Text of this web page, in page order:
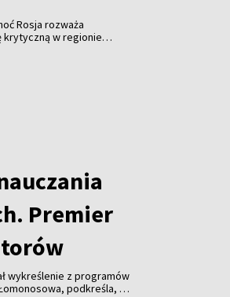
Rosja rozważa
krytyczną w regionie
Premier
wykreślenie z programów
podkreśla, że